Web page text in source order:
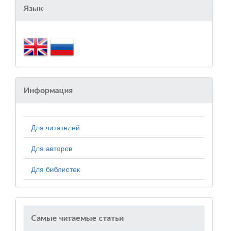
Язык
Информация
Для читателей
Для авторов
Для библиотек
Самые читаемые статьи